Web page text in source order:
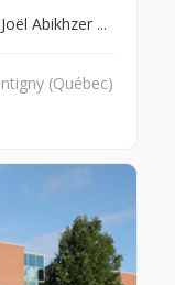
Abikhzer ...
(Québec)